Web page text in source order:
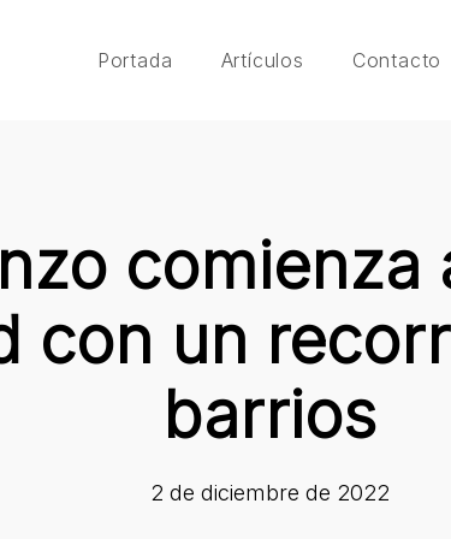
Portada Artículos Contacto
comienza
con un
barrios
2 de diciembre de 2022